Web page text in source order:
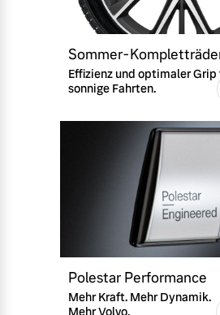
Sommer-
Effizienz und optimaler Grip
sonnige Fahrten.
Polestar Performance
Mehr Kraft. Mehr Dynamik.
Mehr Volvo.